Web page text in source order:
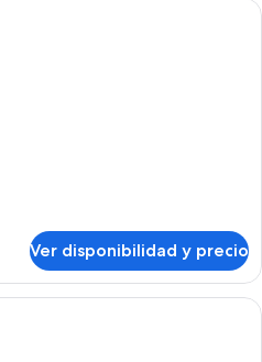
Una habitación de hotel con dos
Ver disponibilidad y precio
Una habitación de hotel con suelo